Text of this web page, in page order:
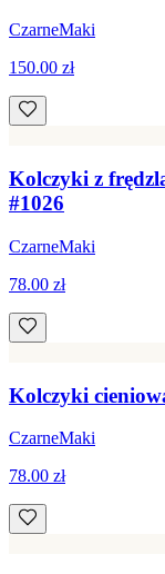
CzarneMaki
150.00 zł
Kolczyki z
#1026
CzarneMaki
78.00 zł
Kolczyki
CzarneMaki
78.00 zł